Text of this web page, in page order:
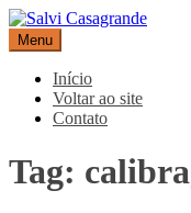
Pular
para
o
conteúdo
Salvi Casagrande
Especialistas em
Menu
Início
Voltar ao site
Contato
Tag: